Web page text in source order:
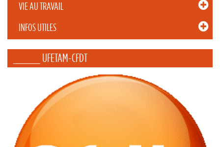
VIE AU TRAVAIL
INFOS UTILES
_____ UFETAM-CFDT